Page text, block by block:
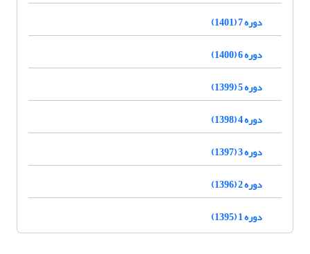
دوره 7 (1401)
دوره 6 (1400)
دوره 5 (1399)
دوره 4 (1398)
دوره 3 (1397)
دوره 2 (1396)
دوره 1 (1395)